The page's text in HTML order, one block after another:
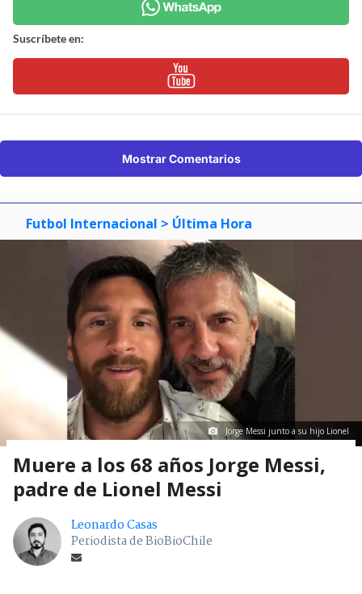
Suscríbete en:
Mostrar Comentarios
Futbol Internacional > Última Hora
Jorge Messi junto a su hijo Lionel
Muere a los 68 años Jorge Messi,
padre de Lionel Messi
Leonardo Casas
Periodista de BioBioChile